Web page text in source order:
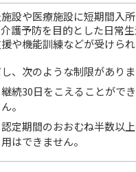
設や医療施設に短期間入
護予防を目的とした日常
や機能訓練などが受けら
、次のような制限がありま
継続30日をこえることがで
ん。
認定期間のおおむね半数以
用はできません。